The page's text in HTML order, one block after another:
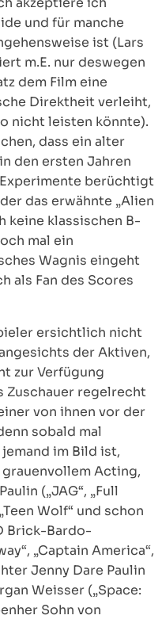
und für manche
ist (Lars
m.E. nur deswegen
dem Film eine
Direktheit verleiht,
nicht leisten könnte).
dass ein alter
den ersten Jahren
berüchtigt
das erwähnte „Alien
keine klassischen B-
mal ein
Wagnis eingeht
als Fan des Scores
ersichtlich nicht
der Aktiven,
zur Verfügung
Zuschauer regelrecht
von ihnen vor der
sobald mal
im Bild ist,
Acting,
(„JAG“, „Full
Wolf“ und schon
Brick-Bardo-
„Captain America“,
Jenny Dare Paulin
Weisser („Space:
Sohn von